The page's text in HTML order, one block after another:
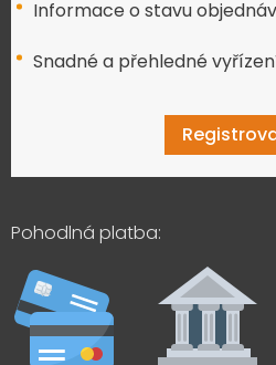
Informace o stavu
Snadné a přehledné
Pohodlná platba: